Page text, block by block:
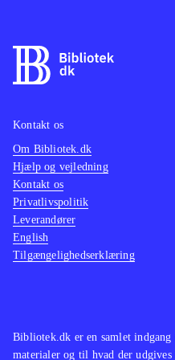
Sprog: engelsk
Jeg tror at spillet mest
til voksne, som har
den tålmodighed der
succes i spillet. Casual
hurtigt miste
for tempoet er meget
PEGI: 3, kan spilles af
men henvender sig
For nylig udkom
2017. Disse to spil er
Bibliotek.dk er en samlet
materialer og til hvad der
Kontakt os
Om Bibliotek.dk
Hjælp og vejledning
Kontakt os
Privatlivspolitik
Leverandører
English
Tilgængelighedserklæring